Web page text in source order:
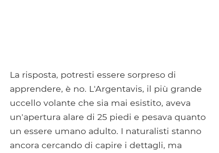
La risposta, potresti essere sorpreso di
apprendere, è no. L'Argentavis, il più grande
uccello volante che sia mai esistito, aveva
un'apertura alare di 25 piedi e pesava quanto
un essere umano adulto. I naturalisti stanno
ancora cercando di capire i dettagli, ma